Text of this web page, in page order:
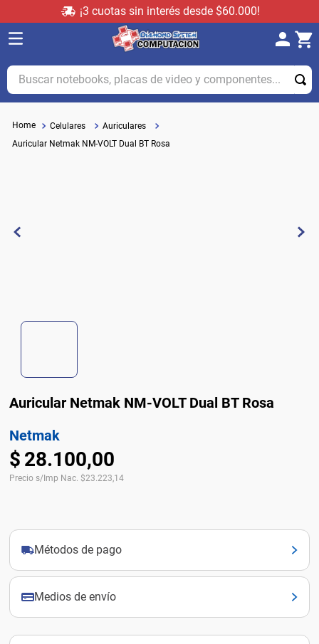
¡3 cuotas sin interés desde $60.000!
Buscar notebooks, placas de video y componentes...
Celulares
Auriculares
Auricular Netmak NM-VOLT Dual BT Rosa
Auricular Netmak NM-VOLT Dual BT Rosa
Netmak
$ 28.100,00
Precio s/Imp Nac. $23.223,14
Métodos de pago
Medios de envío